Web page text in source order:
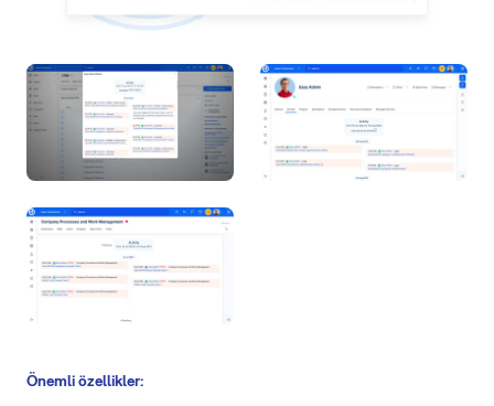
Önemli özellikler: